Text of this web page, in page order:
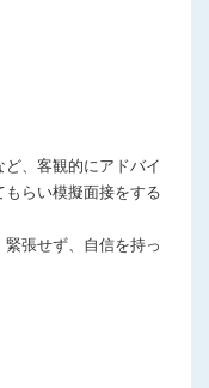
、客観的にアドバイ
らい模擬面接をする
張せず、自信を持っ